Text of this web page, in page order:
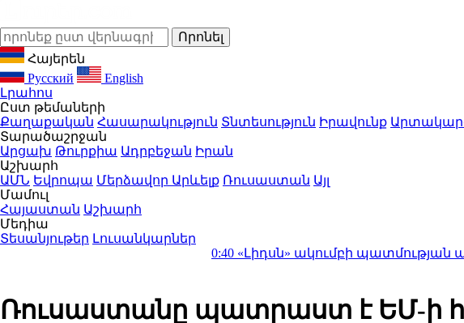
Հայերեն
Русский
English
Լրահոս
Ըստ թեմաների
Քաղաքական Հասարակություն Տնտեսություն Իրավունք
Տարածաշրջան
Արցախ Թուրքիա Ադրբեջան Իրան
Աշխարհ
ԱՄՆ Եվրոպա Մերձավոր Արևելք Ռուսաստան Այլ
Մամուլ
Հայաստան Աշխարհ
Մեդիա
Տեսանյութեր Լուսանկարներ
«Լիդսն» ակումբի պատմության
Ռուսաստանը պատրաստ է ԵՄ-ի